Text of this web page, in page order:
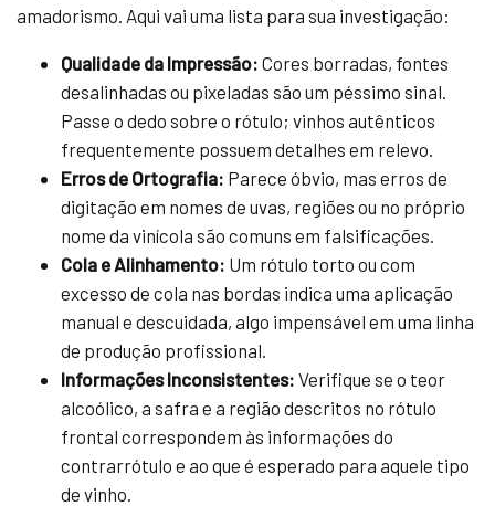
amadorismo. Aqui vai uma lista para sua investigação:
Qualidade da Impressão: Cores borradas, fontes
desalinhadas ou pixeladas são um péssimo sinal.
Passe o dedo sobre o rótulo; vinhos autênticos
frequentemente possuem detalhes em relevo.
Erros de Ortografia: Parece óbvio, mas erros de
digitação em nomes de uvas, regiões ou no próprio
nome da vinícola são comuns em falsificações.
Cola e Alinhamento: Um rótulo torto ou com
excesso de cola nas bordas indica uma aplicação
manual e descuidada, algo impensável em uma linha
de produção profissional.
Informações Inconsistentes: Verifique se o teor
alcoólico, a safra e a região descritos no rótulo
frontal correspondem às informações do
contrarrótulo e ao que é esperado para aquele tipo
de vinho.